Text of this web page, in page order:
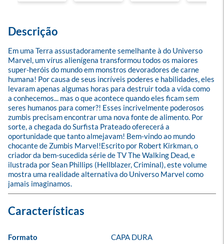
Descrição
Em uma Terra assustadoramente semelhante à do Universo
Marvel, um vírus alienígena transformou todos os maiores
super-heróis do mundo em monstros devoradores de carne
humana! Por causa de seus incríveis poderes e habilidades, eles
levaram apenas algumas horas para destruir toda a vida como
a conhecemos... mas o que acontece quando eles ficam sem
seres humanos para comer?! Esses incrivelmente poderosos
zumbis precisam encontrar uma nova fonte de alimento. Por
sorte, a chegada do Surfista Prateado oferecerá a
oportunidade que tanto almejavam! Bem-vindo ao mundo
chocante de Zumbis Marvel!Escrito por Robert Kirkman, o
criador da bem-sucedida série de TV The Walking Dead, e
ilustrada por Sean Phillips (Hellblazer, Criminal), este volume
mostra uma realidade alternativa do Universo Marvel como
jamais imaginamos.
Formato
CAPA DURA